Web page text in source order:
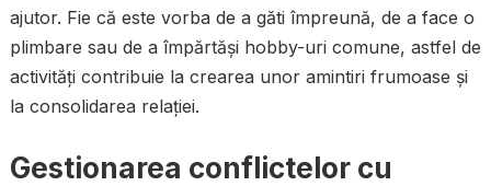
ajutor. Fie că este vorba de a găti împreună, de a face o
plimbare sau de a împărtăși hobby-uri comune, astfel de
activități contribuie la crearea unor amintiri frumoase și
la consolidarea relației.
Gestionarea conflictelor cu